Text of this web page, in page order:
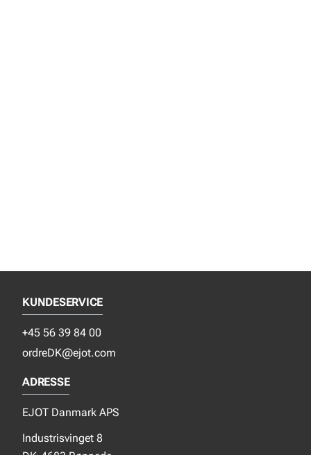
KUNDESERVICE
+45 56 39 84 00
ordreDK@ejot.com
ADRESSE
EJOT Danmark APS
Industrisvinget 8